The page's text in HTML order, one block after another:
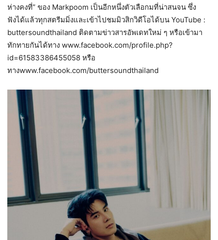
ห่างคงที่” ของ Markpoom เป็นอีกหนึ่งตัวเลือกมที่น่าสนจน ซึ่ง
ฟังได้แล้วทุกสตรีมมิ่งและเข้าไปชมมิวสิกวิดีโอได้บน YouTube :
buttersoundthailand ติดตามข่าวสารอัพเดทใหม่ ๆ หรือเข้ามา
ทักทายกันได้ทาง www.facebook.com/profile.php?
id=61583386455058 หรือ
ทางwww.facebook.com/buttersoundthailand